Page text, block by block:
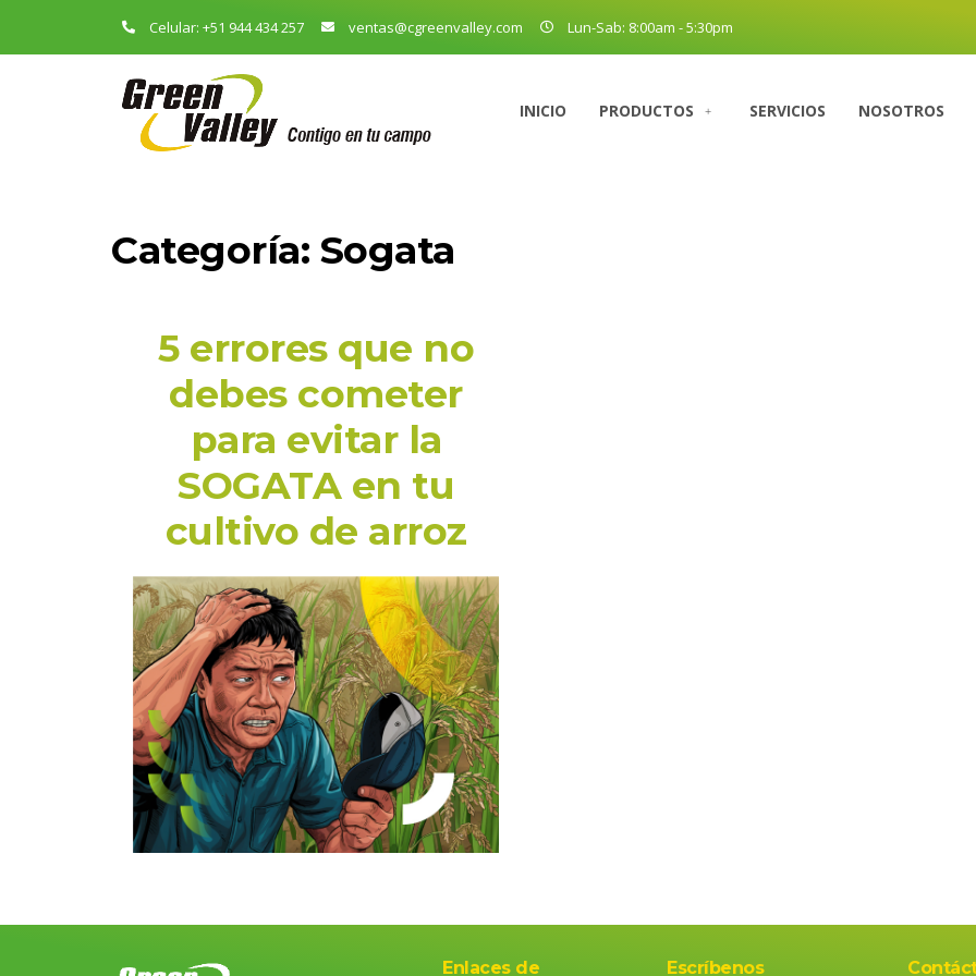
Celular: +51 944 434 257 ventas@cgreenvalley.com Lun-Sab: 8:00am - 5:30pm
INICIO PRODUCTOS SERVICIOS NOSOTROS
Categoría: Sogata
5 errores que no
debes cometer
para evitar la
SOGATA en tu
cultivo de arroz
Enlaces de Escríbenos